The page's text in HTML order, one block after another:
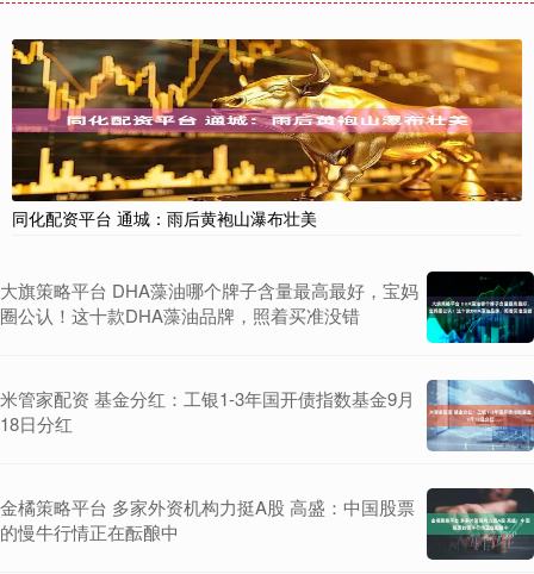
同化配资平台 通城：雨后黄袍山瀑布壮美
大旗策略平台 DHA藻油哪个牌子含量最高最好，宝妈
圈公认！这十款DHA藻油品牌，照着买准没错
米管家配资 基金分红：工银1-3年国开债指数基金9月
18日分红
金橘策略平台 多家外资机构力挺A股 高盛：中国股票
的慢牛行情正在酝酿中